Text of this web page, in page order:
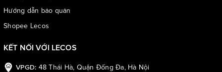
Hướng dẫn bảo quản
Shopee Lecos
KẾT NỐI VỚI LECOS
VPGD: 48 Thái Hà, Quận Đống Đa, Hà Nội